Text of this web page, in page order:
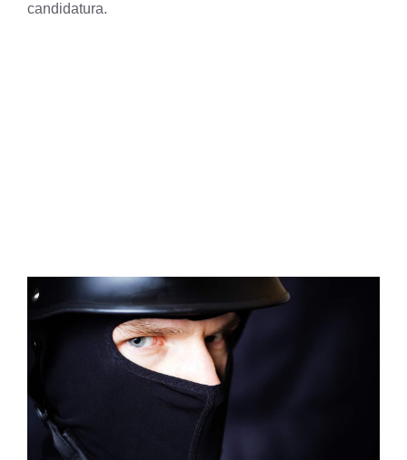
candidatura.